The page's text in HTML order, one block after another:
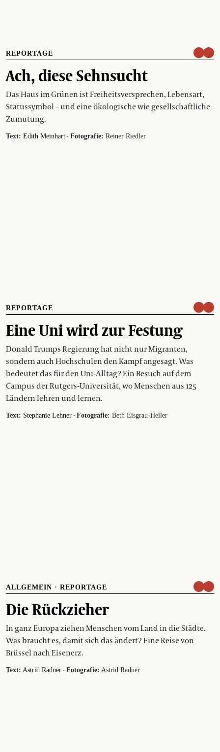
REPORTAGE
Ach, diese Sehnsucht
Das Haus im Grünen ist Freiheitsversprechen, Lebensart,
Statussymbol – und eine ökologische wie gesellschaftliche
Zumutung.
Text: Edith Meinhart · Fotografie: Reiner Riedler
REPORTAGE
Eine Uni wird zur Festung
Donald Trumps Regierung hat nicht nur Migranten,
sondern auch Hochschulen den Kampf angesagt. Was
bedeutet das für den Uni-Alltag? Ein Besuch auf dem
Campus der Rutgers-Universität, wo Menschen aus 125
Ländern lehren und lernen.
Text: Stephanie Lehner · Fotografie: Beth Eisgrau-Heller
ALLGEMEIN · REPORTAGE
Die Rückzieher
In ganz Europa ziehen Menschen vom Land in die Städte.
Was braucht es, damit sich das ändert? Eine Reise von
Brüssel nach Eisenerz.
Text: Astrid Radner · Fotografie: Astrid Radner